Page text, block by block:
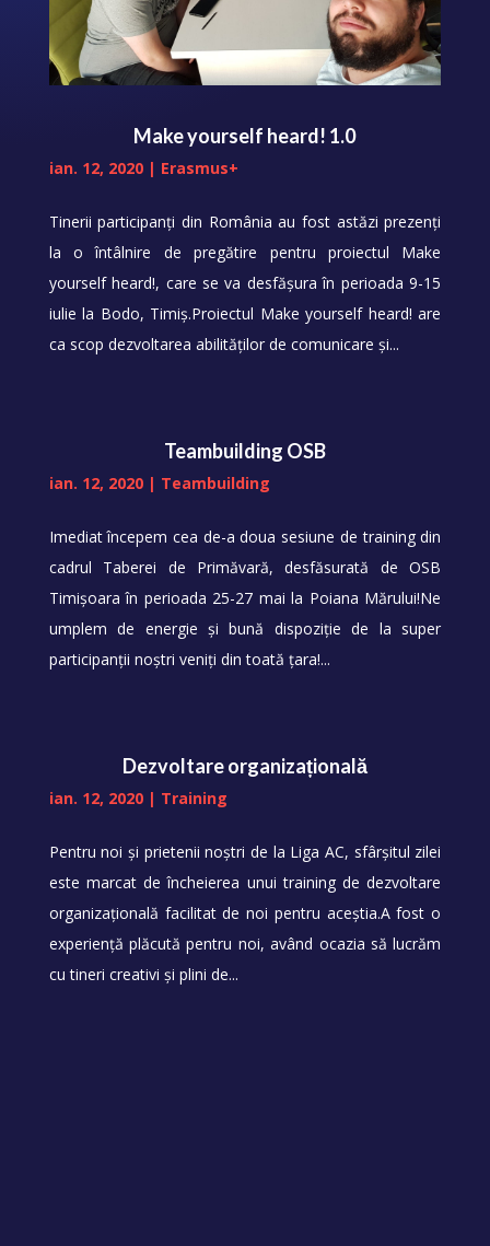
Make yourself heard! 1.0
ian. 12, 2020| Erasmus+
Tinerii participanți din România au fost astăzi prezenți
la o întâlnire de pregătire pentru proiectul Make
yourself heard!, care se va desfășura în perioada 9-15
iulie la Bodo, Timiș.Proiectul Make yourself heard! are
ca scop dezvoltarea abilităților de comunicare și...
Teambuilding OSB
ian. 12, 2020| Teambuilding
Imediat începem cea de-a doua sesiune de training din
cadrul Taberei de Primăvară, desfăsurată de OSB
Timișoara în perioada 25-27 mai la Poiana Mărului!Ne
umplem de energie şi bună dispoziție de la super
participanții noștri veniți din toată țara!...
Dezvoltare organizațională
ian. 12, 2020| Training
Pentru noi și prietenii noștri de la Liga AC, sfârșitul zilei
este marcat de încheierea unui training de dezvoltare
organizațională facilitat de noi pentru aceștia.A fost o
experiență plăcută pentru noi, având ocazia să lucrăm
cu tineri creativi și plini de...